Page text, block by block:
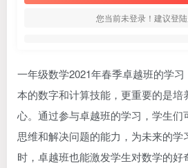
您当前未登录！建议登
一年级数学2021年春季卓越班的学
本的数字和计算技能，更重要的是培
心。通过参与卓越班的学习，学生们
思维和解决问题的能力，为未来的学
时，卓越班也能激发学生对数学的好